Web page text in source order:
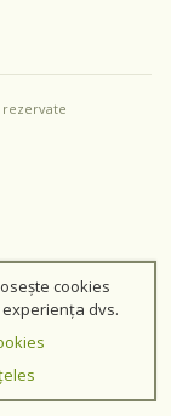
cookies
dvs.